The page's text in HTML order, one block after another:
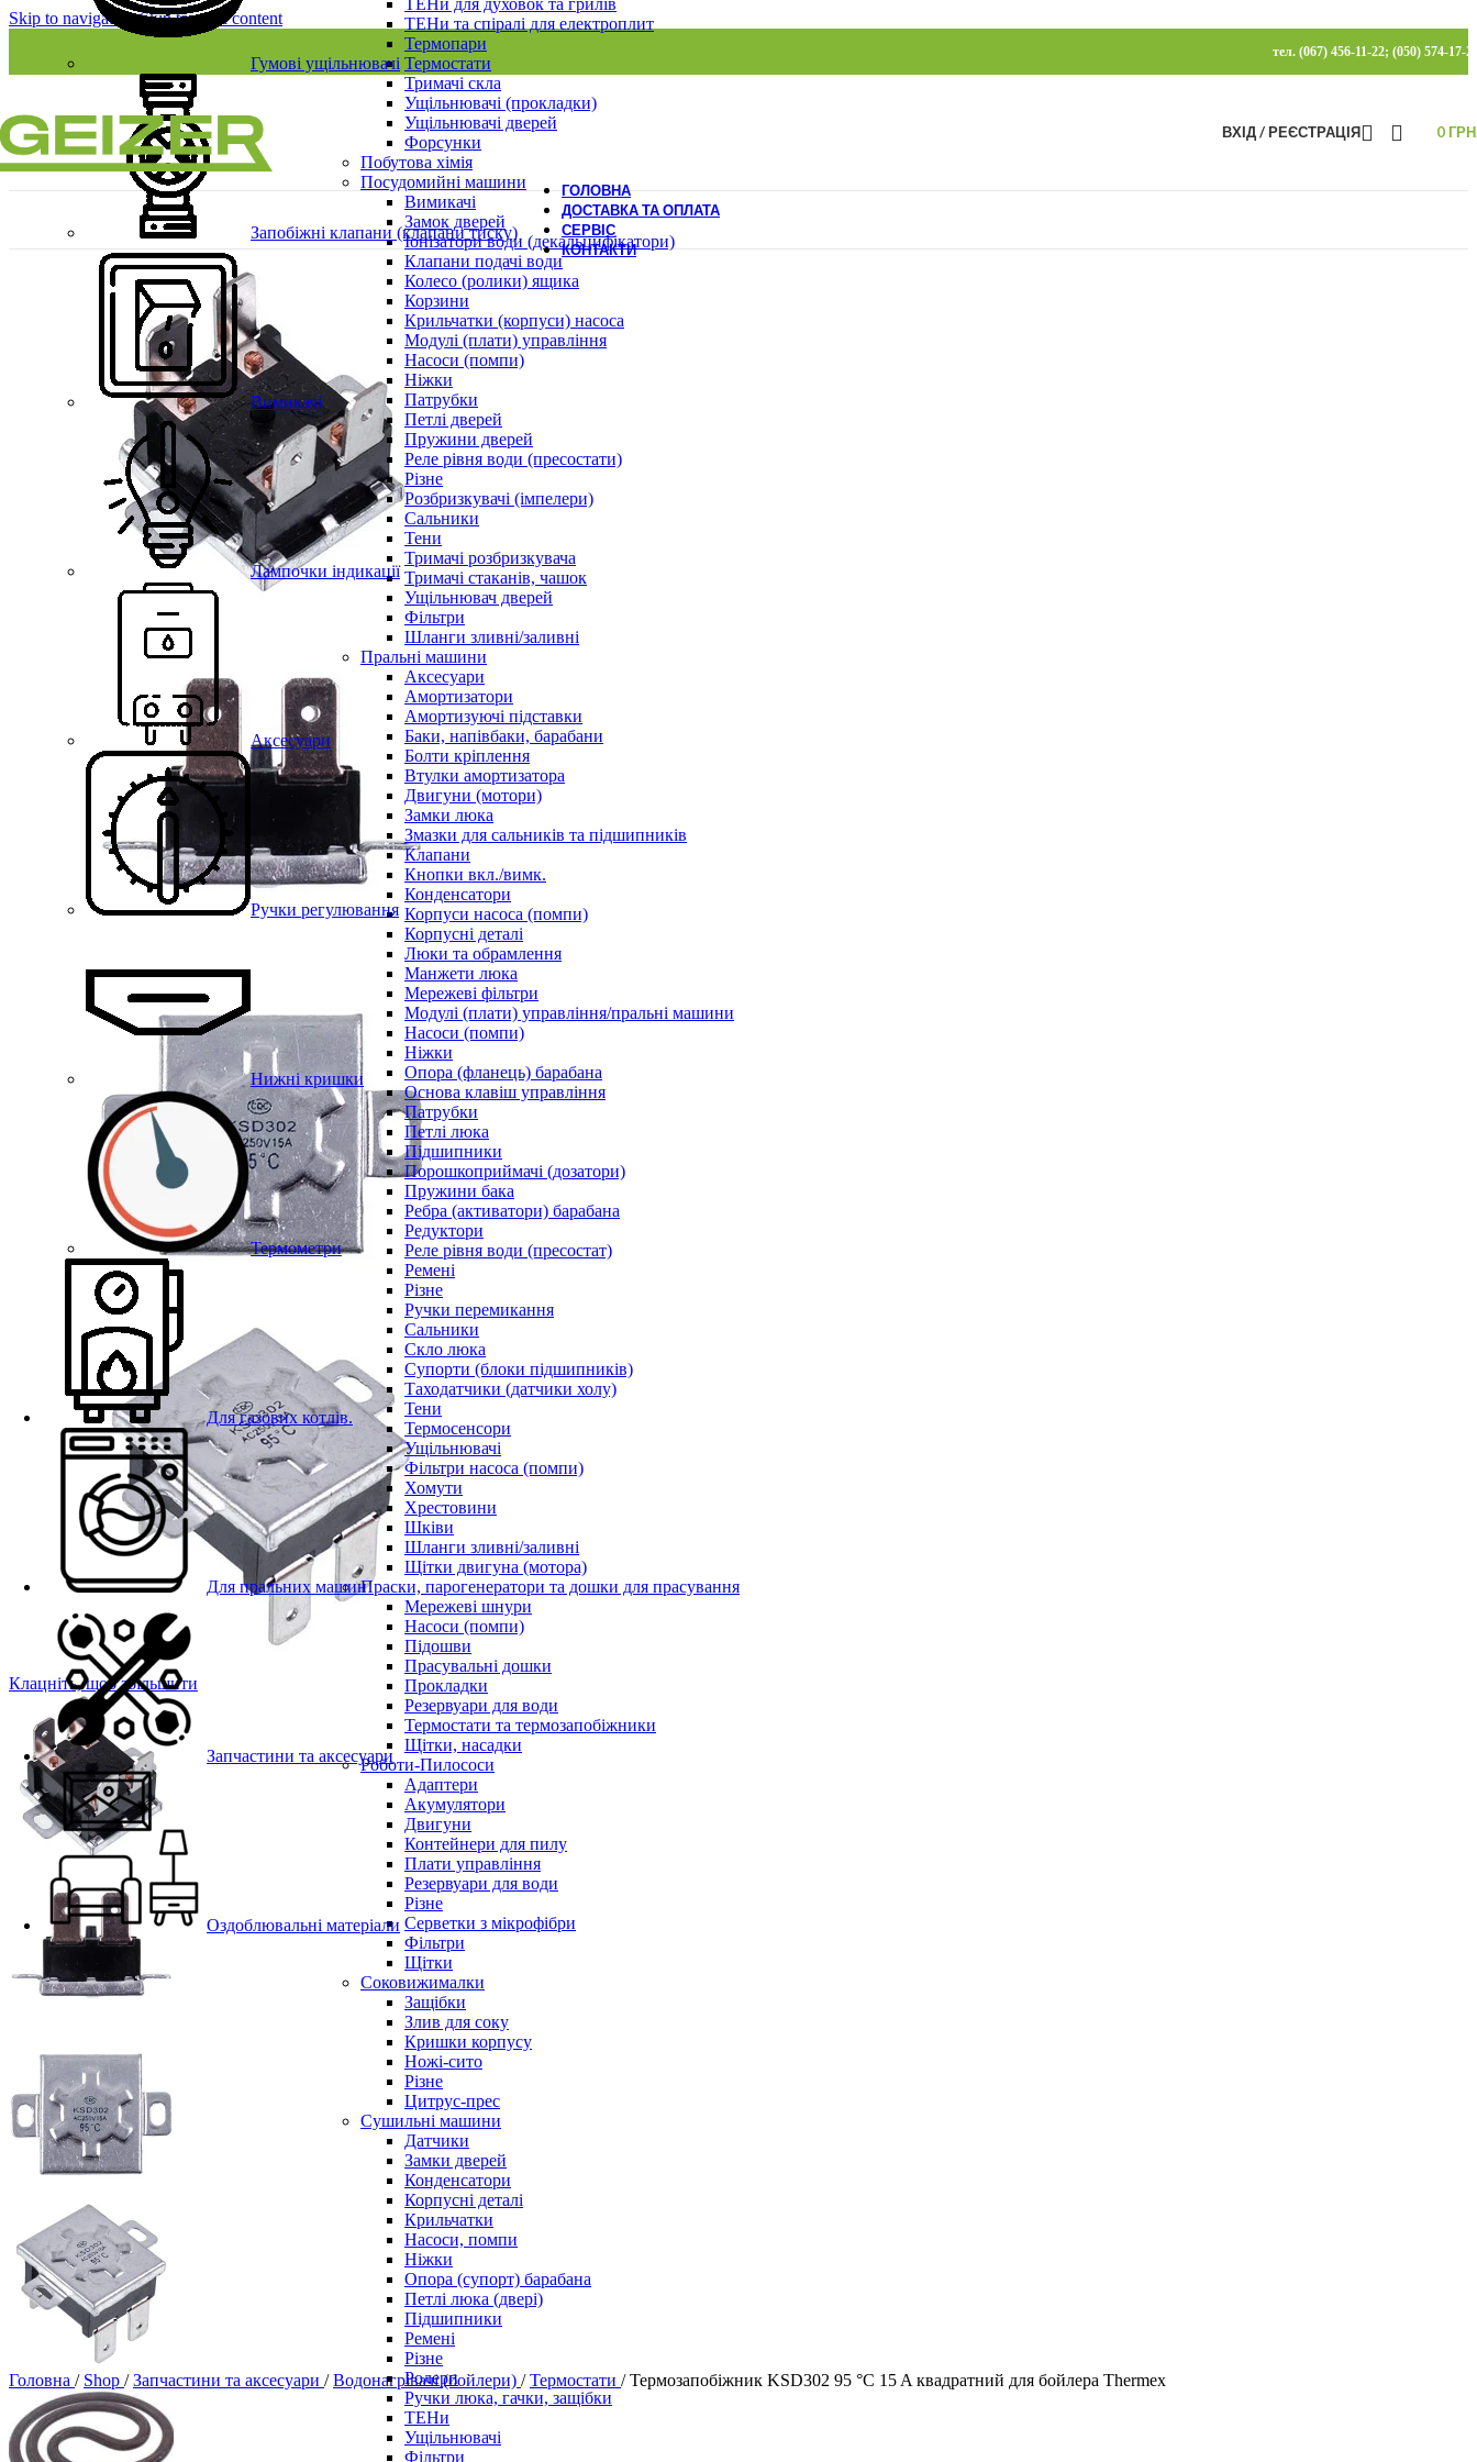
Skip to navigationSkip to main content
тел. (067) 456-11-22; (050) 574-17-
ТЕНи та спіралі для електроплит
Термопари
Термостати
Тримачі скла
Ущільнювачі (прокладки)
Ущільнювачі дверей
Форсунки
Побутова хімія
Посудомийні машини
Вимикачі
Замок дверей
Іонізатори води (декальцифікатори)
Клапани подачі води
Колесо (ролики) ящика
Корзини
Крильчатки (корпуси) насоса
Модулі (плати) управління
Насоси (помпи)
Ніжки
Патрубки
Петлі дверей
Пружини дверей
Реле рівня води (пресостати)
Різне
Розбризкувачі (імпелери)
Сальники
Тени
Тримачі розбризкувача
Тримачі стаканів, чашок
Ущільнювач дверей
Фільтри
Шланги зливні/заливні
Пральні машини
Аксесуари
Амортизатори
Амортизуючі підставки
Баки, напівбаки, барабани
Болти кріплення
Втулки амортизатора
Двигуни (мотори)
Замки люка
Змазки для сальників та підшипників
Клапани
Кнопки вкл./вимк.
Конденсатори
Корпуси насоса (помпи)
Корпусні деталі
Люки та обрамлення
Манжети люка
Мережеві фільтри
Модулі (плати) управління/пральні машини
Насоси (помпи)
Ніжки
Опора (фланець) барабана
Основа клавіш управління
Патрубки
Петлі люка
Підшипники
Порошкоприймачі (дозатори)
Пружини бака
Ребра (активатори) барабана
Редуктори
Реле рівня води (пресостат)
Ремені
Різне
Ручки перемикання
Сальники
Скло люка
Супорти (блоки підшипників)
Таходатчики (датчики холу)
Тени
Термосенсори
Ущільнювачі
Фільтри насоса (помпи)
Хомути
Хрестовини
Шківи
Шланги зливні/заливні
Щітки двигуна (мотора)
Праски, парогенератори та дошки для прасування
Мережеві шнури
Насоси (помпи)
Підошви
Прасувальні дошки
Прокладки
Резервуари для води
Термостати та термозапобіжники
Щітки, насадки
Роботи-Пилососи
Адаптери
Акумулятори
Двигуни
Контейнери для пилу
Плати управління
Резервуари для води
Різне
Серветки з мікрофібри
Фільтри
Щітки
Соковижималки
Защібки
Злив для соку
Кришки корпусу
Ножі-сито
Різне
Цитрус-прес
Сушильні машини
Датчики
Замки дверей
Конденсатори
Корпусні деталі
Крильчатки
Насоси, помпи
Ніжки
Опора (супорт) барабана
Петлі люка (двері)
Підшипники
Ремені
Різне
Ролери
Ручки люка, гачки, защібки
ТЕНи
Ущільнювачі
Фільтри
ВХІД / РЕЄСТРАЦІЯ 0
Гумові ущільнювачі
Запобіжні клапани (клапани тиску)
Вимикачі
Лампочки індикації
Аксесуари
Ручки регулювання
Нижні кришки
Термометри
Для газових котлів.
Для пральних машин
Запчастини та аксесуари
Оздоблювальні матеріали
ГОЛОВНА
ДОСТАВКА ТА ОПЛАТА
СЕРВІС
КОНТАКТИ
Клацніть, щоб збільшити
Головна / Shop / Запчастини та аксесуари / Водонагрівачі (бойлери) / Термостати / Термозапобіжник KSD302 95 °C 15 A квадратний для бойлера Thermex